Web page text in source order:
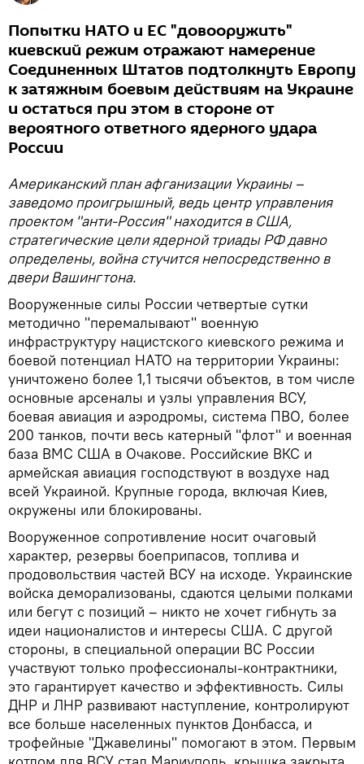
Попытки НАТО и ЕС "довооружить"
киевский режим отражают намерение
Соединенных Штатов подтолкнуть Европу
к затяжным боевым действиям на Украине
и остаться при этом в стороне от
вероятного ответного ядерного удара
России
Американский план афганизации Украины –
заведомо проигрышный, ведь центр управления
проектом "анти-Россия" находится в США,
стратегические цели ядерной триады РФ давно
определены, война стучится непосредственно в
двери Вашингтона.
Вооруженные силы России четвертые сутки
методично "перемалывают" военную
инфраструктуру нацистского киевского режима и
боевой потенциал НАТО на территории Украины:
уничтожено более 1,1 тысячи объектов, в том числе
основные арсеналы и узлы управления ВСУ,
боевая авиация и аэродромы, система ПВО, более
200 танков, почти весь катерный "флот" и военная
база ВМС США в Очакове. Российские ВКС и
армейская авиация господствуют в воздухе над
всей Украиной. Крупные города, включая Киев,
окружены или блокированы.
Вооруженное сопротивление носит очаговый
характер, резервы боеприпасов, топлива и
продовольствия частей ВСУ на исходе. Украинские
войска деморализованы, сдаются целыми полками
или бегут с позиций – никто не хочет гибнуть за
идеи националистов и интересы США. С другой
стороны, в специальной операции ВС России
участвуют только профессионалы-контрактники,
это гарантирует качество и эффективность. Силы
ДНР и ЛНР развивают наступление, контролируют
все больше населенных пунктов Донбасса, и
трофейные "Джавелины" помогают в этом. Первым